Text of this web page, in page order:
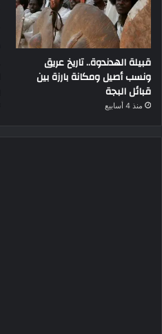
قبيلة الهدندوة.. تاريخ عريق
ونسب أصيل ومكانة بارزة بين
قبائل البجة
منذ 4 أسابيع